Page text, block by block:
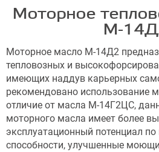
Моторное
М-
Моторное масло М-14Д2
тепловозных и
имеющих наддув карьерных
рекомендовано использование
отличие от масла М-14Г2ЦС,
моторного масла имеет более
эксплуатационный потенциал
способности, улучшенные